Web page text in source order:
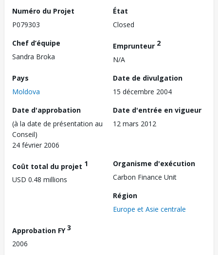
Numéro du Projet
P079303
État
Closed
Chef d’équipe
Sandra Broka
Emprunteur 2
N/A
Pays
Moldova
Date de divulgation
15 décembre 2004
Date d'approbation
(à la date de présentation au
Conseil)
24 février 2006
Date d'entrée en vigueur
12 mars 2012
Coût total du projet 1
USD 0.48 millions
Organisme d'exécution
Carbon Finance Unit
Région
Europe et Asie centrale
Approbation FY3
2006